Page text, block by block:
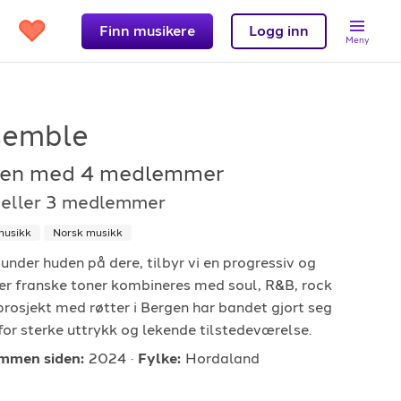
Finn musikere Logg inn Meny
Support
Hjelpesenter
med 4 medlemmer
3 medlemmer
Norsk musikk
huden på dere, tilbyr vi en progressiv og
franske toner kombineres med soul, R&B, rock
med røtter i Bergen har bandet gjort seg
sterke uttrykk og lekende tilstedeværelse.
siden: 2024 Fylke: Hordaland